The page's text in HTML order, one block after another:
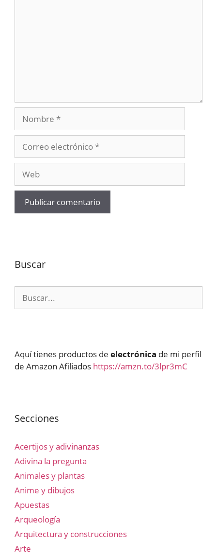
Nombre
electrónico
Buscar
Aquí tienes productos de electrónica de mi perfil
de Amazon Afiliados https://amzn.to/3lpr3mC
Secciones
Acertijos y adivinanzas
Adivina la pregunta
Animales y plantas
Anime y dibujos
Apuestas
Arqueología
Arquitectura y construcciones
Arte